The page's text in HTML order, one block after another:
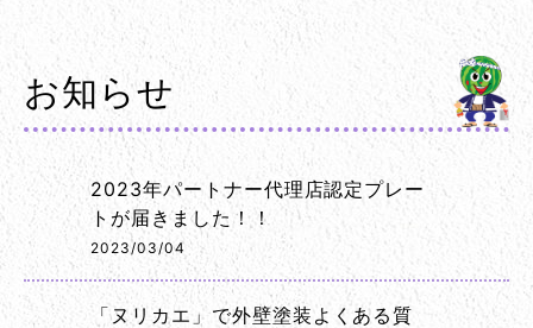
お知らせ
2023年パートナー代理店認定プレー
トが届きました！！
2023/03/04
「ヌリカエ」で外壁塗装よくある質